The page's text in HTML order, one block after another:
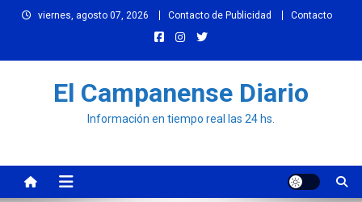
viernes, agosto 07, 2026 Contacto de Publicidad Contacto
El Campanense Diario
Información en tiempo real las 24 hs.